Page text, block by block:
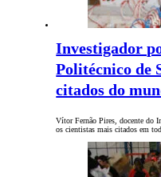
Investigador
Politécnico de
citados do
Vítor Fernão Pires, docente do
os cientistas mais citados em